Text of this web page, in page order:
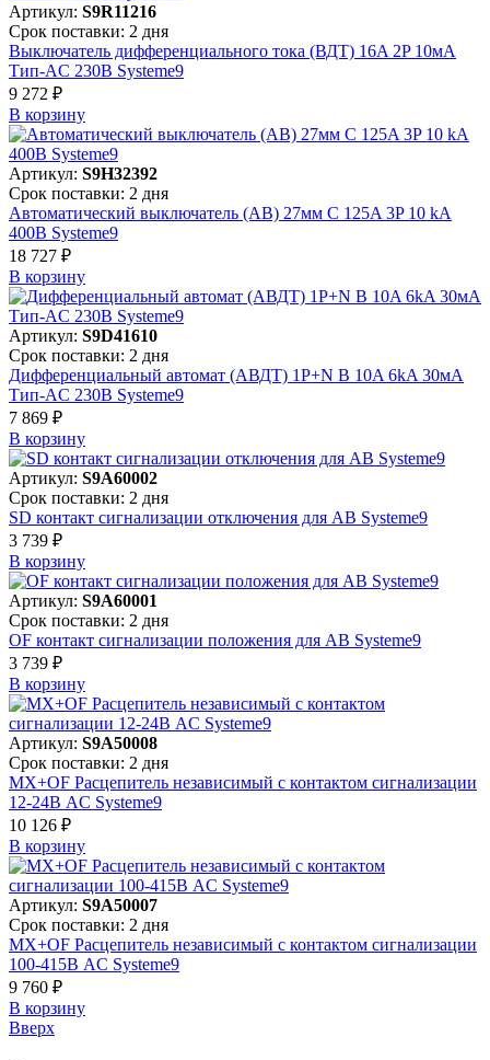
Артикул: S9R11216
Срок поставки: 2 дня
Выключатель дифференциального тока (ВДТ) 16A 2P 10мА
Тип-AC 230В Systeme9
9 272 ₽
В корзинy
Артикул: S9H32392
Срок поставки: 2 дня
Автоматический выключатель (АВ) 27мм C 125A 3P 10 kA
400В Systeme9
18 727 ₽
В корзинy
Артикул: S9D41610
Срок поставки: 2 дня
Дифференциальный автомат (АВДТ) 1P+N B 10A 6kA 30мА
Тип-AC 230В Systeme9
7 869 ₽
В корзинy
Артикул: S9A60002
Срок поставки: 2 дня
SD контакт сигнализации отключения для АВ Systeme9
3 739 ₽
В корзинy
Артикул: S9A60001
Срок поставки: 2 дня
OF контакт сигнализации положения для АВ Systeme9
3 739 ₽
В корзинy
Артикул: S9A50008
Срок поставки: 2 дня
MX+OF Расцепитель независимый с контактом сигнализации
12-24В AC Systeme9
10 126 ₽
В корзинy
Артикул: S9A50007
Срок поставки: 2 дня
MX+OF Расцепитель независимый с контактом сигнализации
100-415В AC Systeme9
9 760 ₽
В корзинy
Вверх